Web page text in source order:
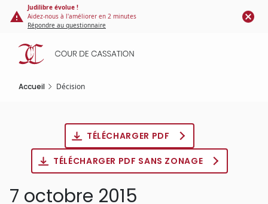
Panneau de gestion des cookies
contenu
principal
Judilibre évolue !
Aidez-nous à l'améliorer en 2 minutes
Répondre au questionnaire
Accueil Décision
TÉLÉCHARGER PDF
TÉLÉCHARGER PDF SANS ZONAGE
7 octobre 2015